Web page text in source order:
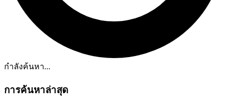
กำลังค้นหา...
การค้นหาล่าสุด